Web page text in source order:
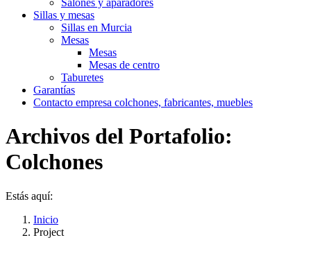
Salones y aparadores
Sillas y mesas
Sillas en Murcia
Mesas
Mesas
Mesas de centro
Taburetes
Garantías
Contacto empresa colchones, fabricantes, muebles
Archivos del Portafolio:
Colchones
Estás aquí:
Inicio
Project